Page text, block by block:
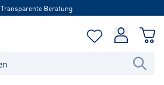
Transparente Beratung